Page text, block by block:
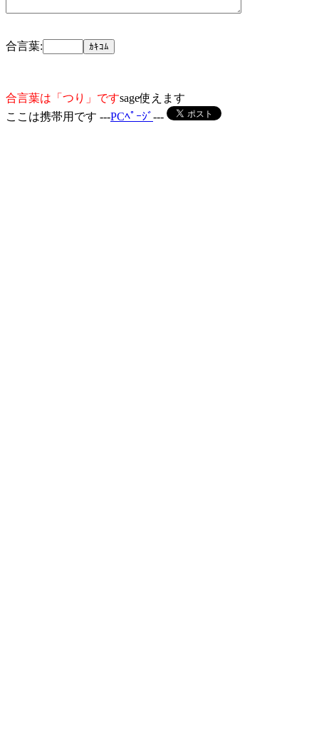
合言葉:
合言葉は「つり」ですsage使えます
ここは携帯用です ---PCﾍﾟｰｼﾞ---